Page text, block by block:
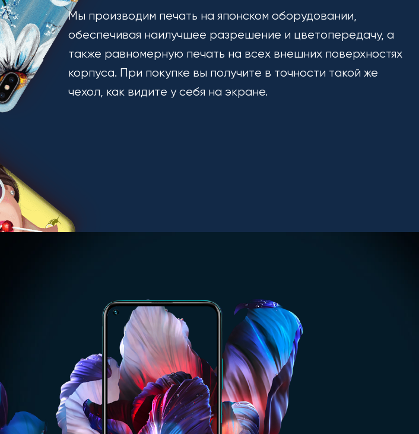
Мы производим печать на японском оборудовании,
обеспечивая наилучшее разрешение и цветопередачу, а
также равномерную печать на всех внешних поверхностях
корпуса. При покупке вы получите в точности такой же
чехол, как видите у себя на экране.